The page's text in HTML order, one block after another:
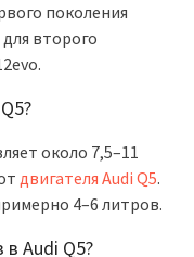
поколения
второго
около 7,5–11
двигателя Audi Q5.
4–6 литров.
Audi Q5?